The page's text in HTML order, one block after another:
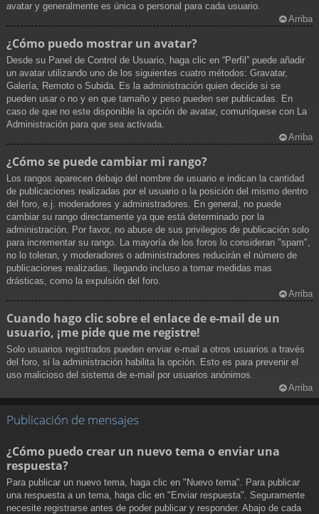
avatar y generalmente es única o personal para cada usuario.
Arriba
¿Cómo puedo mostrar un avatar?
Desde su Panel de Control de Usuario, haga clic en “Perfil” puede añadir
un avatar utilizando uno de los siguientes cuatro métodos: Gravatar,
Galería, Remoto o Subida. Es la administración quien decide si se
pueden usar o no y en que tamaño y peso pueden ser publicadas. En
caso de que no este disponible la opción de avatar, comuníquese con La
Administración para que sea activada.
Arriba
¿Cómo se puede cambiar mi rango?
Los rangos aparecen debajo del nombre de usuario e indican la cantidad
de publicaciones realizadas por el usuario o la posición del mismo dentro
del foro, e.j. moderadores y administradores. En general, no puede
cambiar su rango directamente ya que está determinado por la
administración. Por favor, no abuse de sus privilegios de publicación solo
para incrementar su rango. La mayoría de los foros lo consideran "spam",
no lo toleran, y moderadores o administradores reducirán el número de
publicaciones realizadas, llegando incluso a tomar medidas mas
drásticas, como la expulsión del foro.
Arriba
Cuando hago clic sobre el enlace de e-mail de un
usuario, ¡me pide que me registre!
Solo usuarios registrados pueden enviar e-mail a otros usuarios a través
del foro, si la administración habilita la opción. Esto es para prevenir el
uso malicioso del sistema de e-mail por usuarios anónimos.
Arriba
Publicación de mensajes
¿Cómo puedo crear un nuevo tema o enviar una
respuesta?
Para publicar un nuevo tema, haga clic en "Nuevo tema". Para publicar
una respuesta a un tema, haga clic en "Enviar respuesta". Seguramente
necesite registrarse antes de poder publicar y responder. Abajo de cada